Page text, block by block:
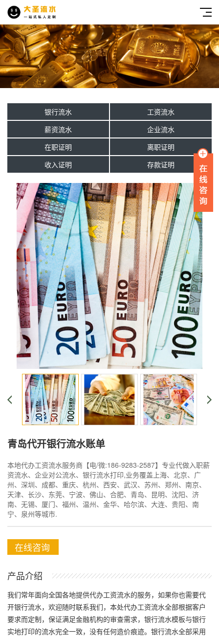
银行流水
工资流水
薪资流水
企业流水
在职证明
离职证明
收入证明
存款证明
青岛代开银行流水账单
本地代办工资流水服务商【电/微:186-9283-2587】专业代做入职薪
资流水、企业对公流水、银行流水打印,业务覆盖上海、北京、广
州、深圳、成都、重庆、杭州、西安、武汉、苏州、郑州、南京、
天津、长沙、东莞、宁波、佛山、合肥、青岛、昆明、沈阳、济
南、无锡、厦门、福州、温州、金华、哈尔滨、大连、贵阳、南
宁、泉州等城市.
在线咨询
产品介绍
我们常年面向全国各地提供代办工资流水的服务，如果你也需要代
开银行流水，欢迎随时联系我们，本处代办工资流水全部根据客户
要求而定制，保证满足金融机构的审查需求，银行流水模板与银行
实地打印的流水完全一致，没有任何造价痕迹。银行流水全部采用